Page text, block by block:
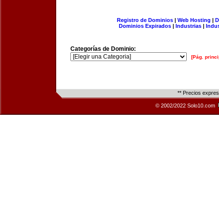
Registro de Dominios| Web Hosting |
Dominios Expirados | Industrias |
Categorías de Dominio:
[Pág.
** Precios
© 2002/2022 Solo10.com